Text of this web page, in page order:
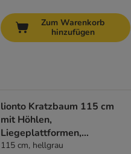
Zum Warenkorb
hinzufügen
lionto Kratzbaum 115 cm
mit Höhlen,
Liegeplattformen,
Spielbällen & Sisal
115 cm, hellgrau